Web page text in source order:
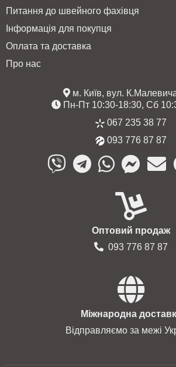
Питання до швейного фахівця
Інформація для покупця
Оплата та доставка
Про нас
м. Київ, вул.
Пн-Пт 10:30-18:30, Сб
067 235 38 77
093 776 87 87
Оптовий продаж
093 776 87 87
Міжнародна
Відправляємо за межі